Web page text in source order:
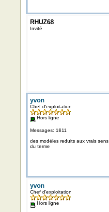
RHUZ68
Invité
yvon
Chef d'exploitation
Hors ligne
Messages: 1811
des modèles reduits aux vrais sens
du terme
yvon
Chef d'exploitation
Hors ligne